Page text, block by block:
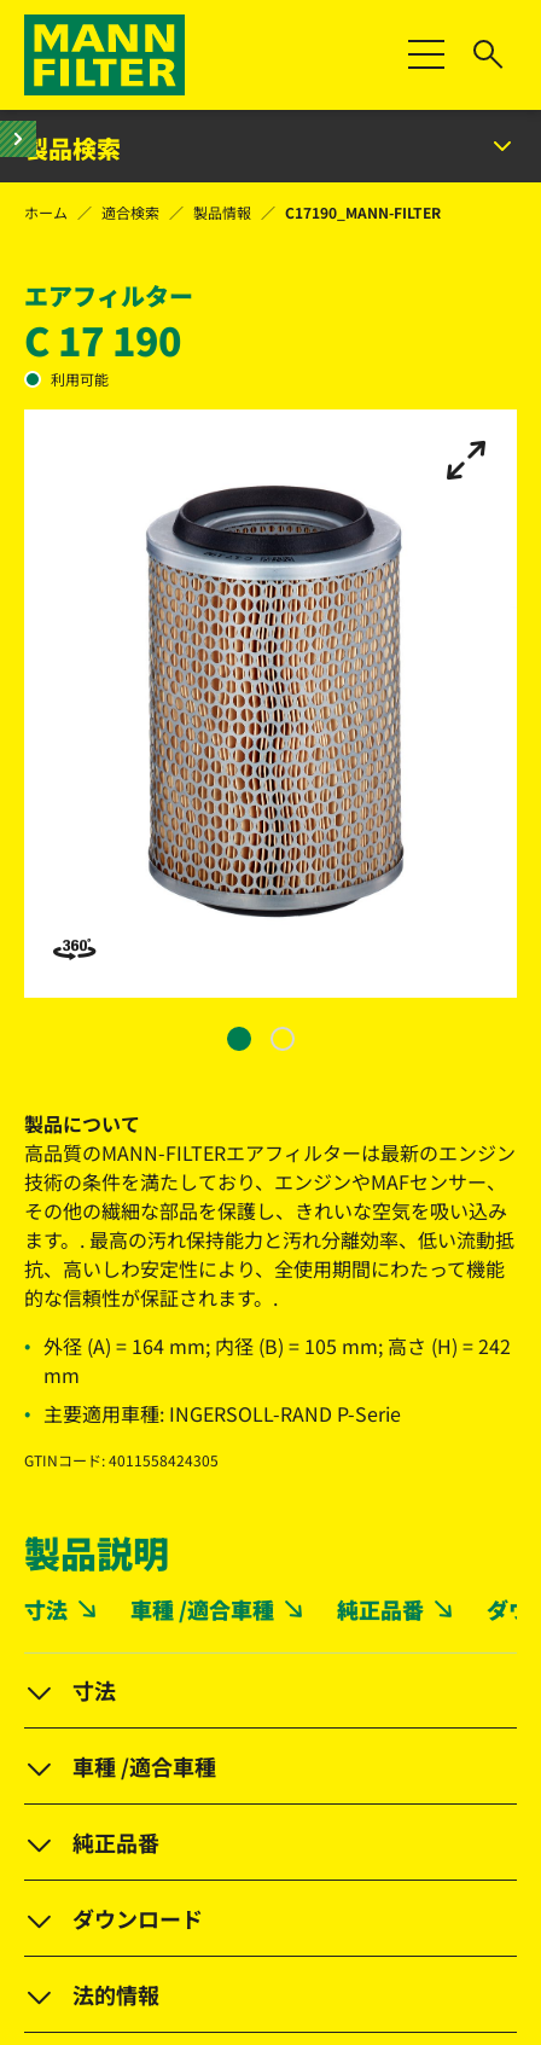
Toggle
製品検索
ホーム 適合検索 製品情報 C17190_MANN-FILTER
エアフィルター
C 17 190
利用可能
製品について
高品質のMANN-FILTERエアフィルターは最新のエンジン
技術の条件を満たしており、エンジンやMAFセンサー、
その他の繊細な部品を保護し、きれいな空気を吸い込み
ます。. 最高の汚れ保持能力と汚れ分離効率、低い流動抵
抗、高いしわ安定性により、全使用期間にわたって機能
的な信頼性が保証されます。.
外径 (A) = 164 mm; 内径 (B) = 105 mm; 高さ (H) = 242
mm
主要適用車種: INGERSOLL-RAND P-Serie
GTINコード: 4011558424305
製品説明
寸法 車種 /適合車種 純正品番 ダウ
寸法
車種 /適合車種
純正品番
ダウンロード
法的情報